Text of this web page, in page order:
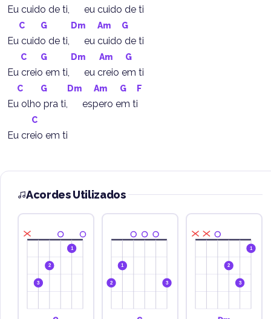
Eu cuido de ti,      eu cuido de ti
C G Dm Am G
Eu cuido de ti,      eu cuido de ti
C G Dm Am G
Eu creio em ti,      eu creio em ti
C G Dm Am G F
Eu olho pra ti,      espero em ti
C
Eu creio em ti
Acordes Utilizados
3
2
1
2
1
3
2
3
1